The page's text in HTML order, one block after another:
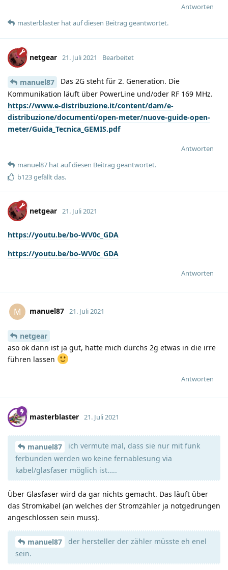
Antworten
masterblaster hatauf diesen Beitrag geantwortet.
netgear 21. Juli 2021 Bearbeitet
manuel87
Das 2G steht für 2. Generation. Die
Kommunikation läuft über PowerLine und/oder RF 169 MHz.
https://www.e-distribuzione.it/content/dam/e-
distribuzione/documenti/open-meter/nuove-guide-open-
meter/Guida_Tecnica_GEMIS.pdf
Antworten
manuel87 hatauf diesen Beitrag geantwortet.
b123gefällt das.
netgear 21. Juli 2021
https://youtu.be/bo-WV0c_GDA
https://youtu.be/bo-WV0c_GDA
Antworten
M manuel87 21. Juli 2021
netgear
aso ok dann ist ja gut, hatte mich durchs 2g etwas in die irre
führen lassen
Antworten
masterblaster 21. Juli 2021
manuel87
ich vermute mal, dass sie nur mit funk
ferbunden werden wo keine fernablesung via
kabel/glasfaser möglich ist…..
Über Glasfaser wird da gar nichts gemacht. Das läuft über
das Stromkabel (an welches der Stromzähler ja notgedrungen
angeschlossen sein muss).
manuel87
der hersteller der zähler müsste eh enel
sein.